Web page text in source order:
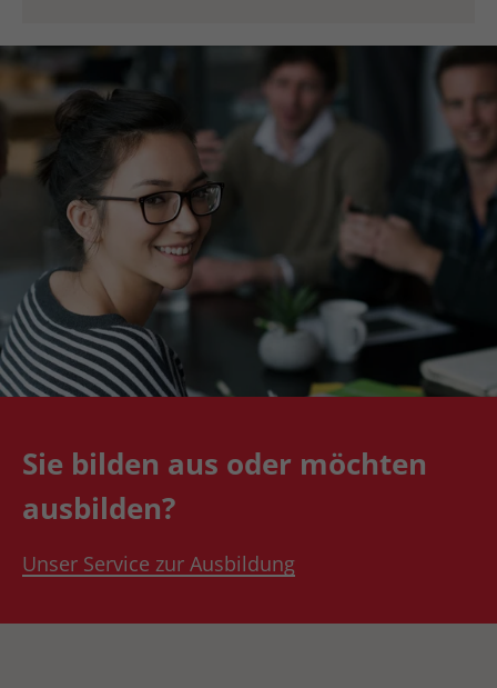
Sie bilden aus oder möchten
ausbilden?
Unser Service zur Ausbildung